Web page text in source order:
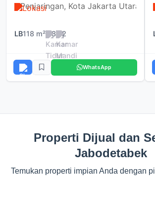
Penjaringan, Kota Jakarta Utara
LB118 m² 3 2
WhatsApp
Properti Dijual dan
Jabodetabek
Temukan properti impian Anda dengan